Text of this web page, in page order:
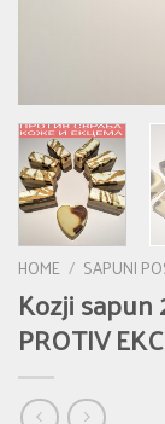
HOME / SAPUNI
Kozji sapun
PROTIV